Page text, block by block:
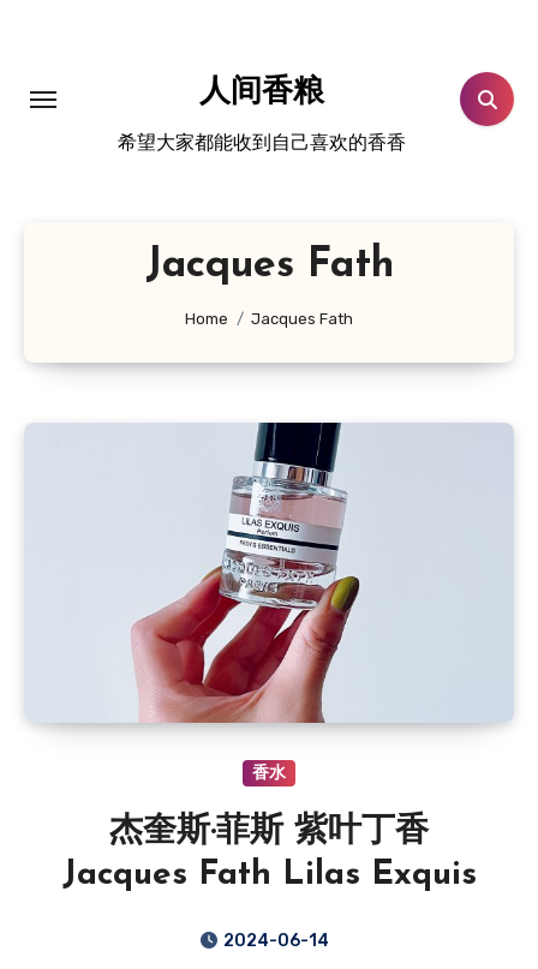
人间香粮
希望大家都能收到自己喜欢的香香
Jacques Fath
Home Jacques Fath
香水
杰奎斯·菲斯 紫叶丁香
Jacques Fath Lilas Exquis
2024-06-14